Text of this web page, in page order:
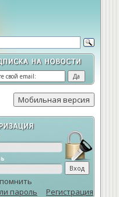
пароль
Регистрация